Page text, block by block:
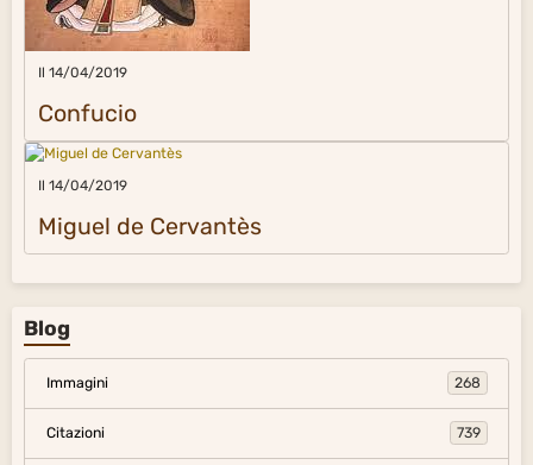
Il 14/04/2019
Confucio
Il 14/04/2019
Miguel de Cervantès
Blog
Immagini 268
Citazioni 739